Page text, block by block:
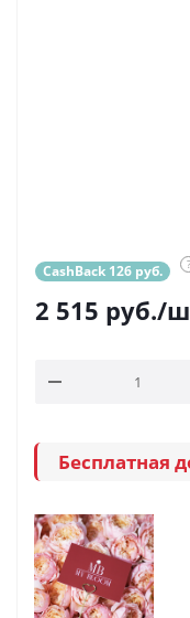
CashBack 126 руб. ?
2 515 руб./
Бесплатная